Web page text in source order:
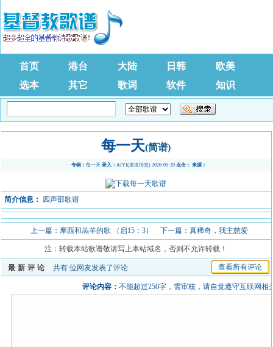
首页 港台 大陆 日韩
欧美
选本
其它 歌词 软件 知识
每一天(简谱)
专辑： 每一天 录入： AIYI(发送信息) 2026-05-20点击： 来源：
简介信息： 四声部歌谱
上一篇： 摩西和羔羊的歌 （启15：3） 下一篇：真稀奇，我主慈爱
注：转载本站歌谱敬请写上本站域名，否则不允许转载！
最新评论 共有位网友发表了评论 查看所有评论
评论内容：不能超过250字，需审核，请自觉遵守互联网相